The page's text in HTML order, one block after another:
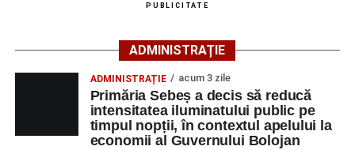
Motociclistul a fost testat cu aparatul etilotest, rezultatul
Polițiștii continuă cercetările pentru stabilirea tuturor
împrejurărilor în care s-a produs accidentul, în cadrul unui
dosar penal întocmit pentru săvârșirea infracțiunii de
PUBLICITATE
ADMINISTRAȚIE
ADMINISTRAȚIE acum 3 zile
Primăria Sebeș a decis să reducă
intensitatea iluminatului public pe
timpul nopții, în contextul apelului la
economii al Guvernului Bolojan